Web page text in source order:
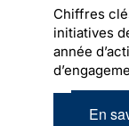
Chiffres
initiatives
année
En